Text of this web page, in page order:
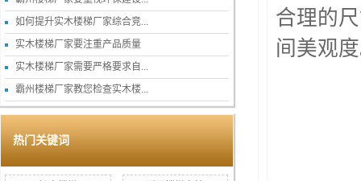
如何提升实木楼梯厂家综合竞...
实木楼梯厂家要注重产品质量
实木楼梯厂家需要严格要求自...
霸州楼梯厂家教您检查实木楼...
热门关键词
合理的
间美观